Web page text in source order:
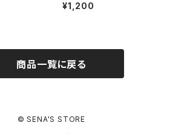
¥1,200
商品一覧に戻る
© SENA'S STORE